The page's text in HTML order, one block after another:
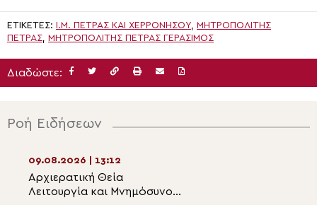
ΕΤΙΚΈΤΕΣ: Ι.Μ. ΠΈΤΡΑΣ ΚΑΙ ΧΕΡΡΟΝΉΣΟΥ, ΜΗΤΡΟΠΟΛΊΤΗΣ
ΠΈΤΡΑΣ, ΜΗΤΡΟΠΟΛΊΤΗΣ ΠΈΤΡΑΣ ΓΕΡΆΣΙΜΟΣ
Διαδώστε:
Ροή Ειδήσεων
09.08.2026 | 13:12
Αρχιερατική Θεία
Λειτουργία και Μνημόσυνο